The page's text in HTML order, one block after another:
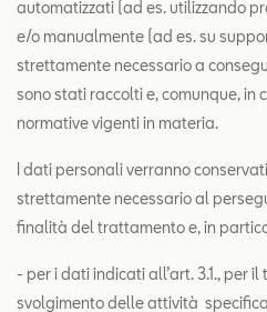
automatizzati (ad es. utilizzando
e/o manualmente (ad es. su
strettamente necessario a
sono stati raccolti e, comunque, in
normative vigenti in materia.
I dati personali verranno
strettamente necessario al
finalità del trattamento e, in
- per i dati indicati all’art. 3.1., per
svolgimento delle attività